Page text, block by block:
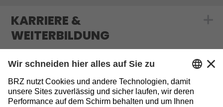
KARRIERE &
WEITERBILDUNG
Show
MEDIATHEK & BLOG Show
INFORMATIONEN